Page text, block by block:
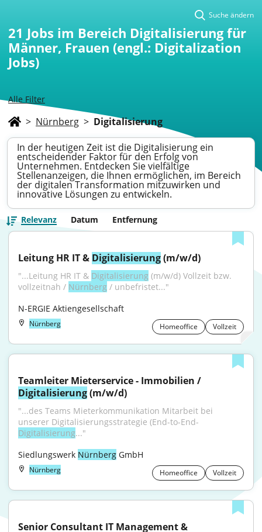
Alle Filter
Suche ändern
21 Jobs im Bereich Digitalisierung für
Männer, Frauen (engl.: Digitalization
Jobs)
> Nürnberg > Digitalisierung
In der heutigen Zeit ist die Digitalisierung ein
entscheidender Faktor für den Erfolg von
Unternehmen. Entdecken Sie vielfältige
Stellenanzeigen, die Ihnen ermöglichen, im Bereich
der digitalen Transformation mitzuwirken und
innovative Lösungen zu entwickeln.
Relevanz Datum Entfernung
Leitung HR IT & Digitalisierung (m/w/d)
"...Leitung HR IT & Digitalisierung (m/w/d) Vollzeit bzw.
vollzeitnah / Nürnberg / unbefristet..."
N-ERGIE Aktiengesellschaft
Nürnberg Homeoffice Vollzeit
Digitalisierung (m/w/d)
"...des Teams Mieterkommunikation Mitarbeit bei
unserer Digitalisierungsstrategie (End-to-End-
Digitalisierung..."
Siedlungswerk Nürnberg GmbH
Nürnberg Homeoffice Vollzeit